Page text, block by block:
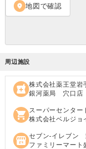
location_on 地図で確認
周辺施設
local_pharmacy 株式会社薬王堂岩
銀河薬局 穴口店
shopping_cart スーパーセンタ
株式会社ベルジ
local_convenience_store セブン‐イレブン
ファミリーマート